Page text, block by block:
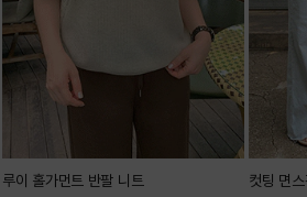
루이 홀가먼트 반팔 니트 컷팅 면